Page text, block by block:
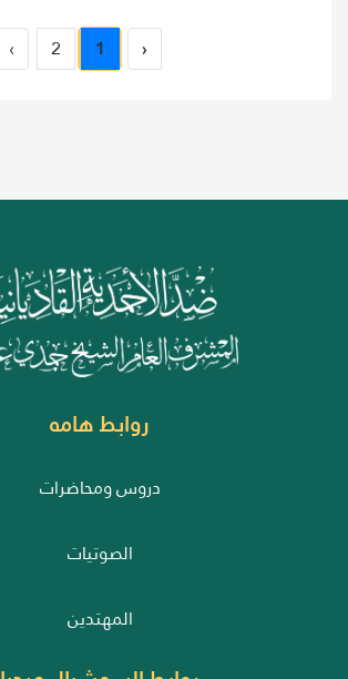
‹
1
2
›
روابط هامه
دروس ومحاضرات
الصوتيات
المهتدين